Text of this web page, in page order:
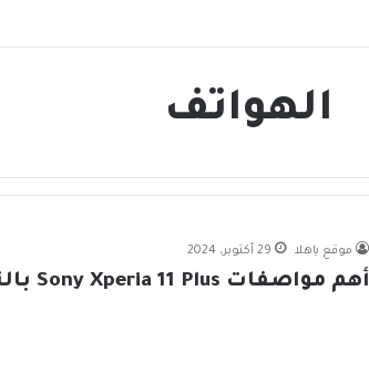
الهواتف
موقع ياهلا 29 أكتوبر، 2024
أهم مواصفات Sony Xperia 11 Plus بالتفصيل